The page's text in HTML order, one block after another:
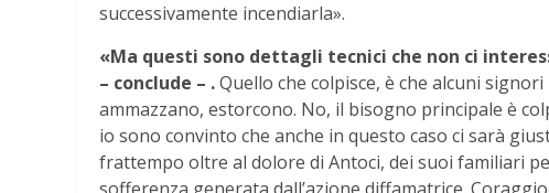
successivamente incendiarla».
«Ma questi sono dettagli tecnici che non ci
– conclude – .Quello che colpisce, è che alcuni
ammazzano, estorcono. No, il bisogno principale è
io sono convinto che anche in questo caso ci sarà
frattempo oltre al dolore di Antoci, dei suoi familiari